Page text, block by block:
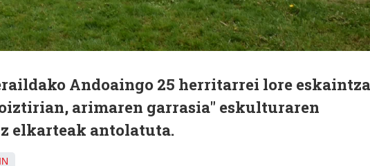
Andoaingo 25 herritarrei lore eskaintza
arimaren garrasia" eskulturaren
elkarteak antolatuta.